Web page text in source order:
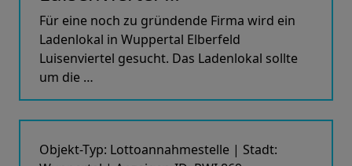
Für eine noch zu gründende Firma wird ein
Ladenlokal in Wuppertal Elberfeld
Luisenviertel gesucht. Das Ladenlokal sollte
um die …
Objekt-Typ: Lottoannahmestelle | Stadt: